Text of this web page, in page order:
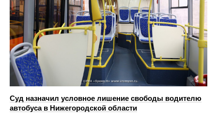
Суд назначил условное лишение свободы водителю
автобуса в Нижегородской области